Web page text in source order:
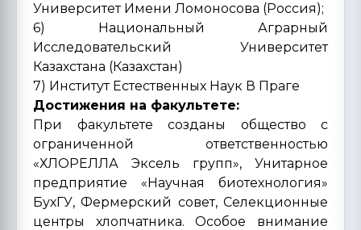
Университет Имени Ломоносова (Россия);
6) Национальный Аграрный
Исследовательский Университет
Казахстана (Казахстан)
7) Институт Естественных Наук В Праге
Достижения на факультете:
При факультете созданы общество с
ограниченной ответственностью
«ХЛОРЕЛЛА Эксель групп», Унитарное
предприятие «Научная биотехнология»
БухГУ, Фермерский совет, Селекционные
центры хлопчатника. Особое внимание